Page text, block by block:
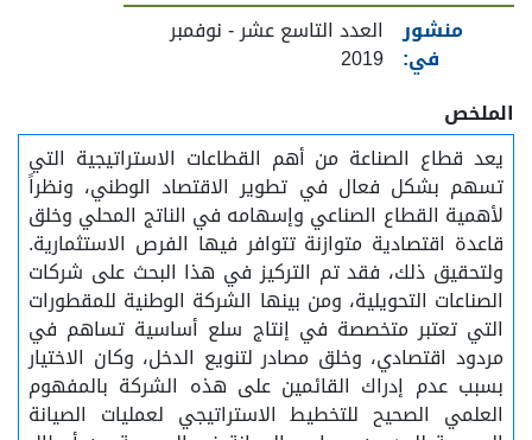
منشور
في:
العدد التاسع عشر - نوفمبر
2019
الملخص
يعد قطاع الصناعة من أهم القطاعات الاستراتيجية التي
تسهم بشكل فعال في تطوير الاقتصاد الوطني، ونظراً
لأهمية القطاع الصناعي وإسهامه في الناتج المحلي وخلق
قاعدة اقتصادية متوازنة تتوافر فيها الفرص الاستثمارية.
ولتحقيق ذلك، فقد تم التركيز في هذا البحث على شركات
الصناعات التحويلية، ومن بينها الشركة الوطنية للمقطورات
التي تعتبر متخصصة في إنتاج سلع أساسية تساهم في
مردود اقتصادي، وخلق مصادر لتنويع الدخل، وكان الاختيار
بسبب عدم إدراك القائمين على هذه الشركة بالمفهوم
العلمي الصحيح للتخطيط الاستراتيجي لعمليات الصيانة